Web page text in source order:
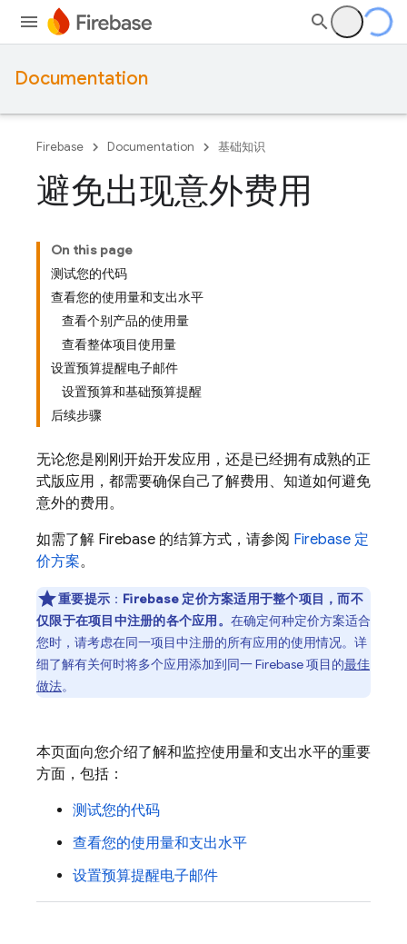
Documentation
Firebase Documentation 基础知识
避免出现意外费用
On this page
测试您的代码
查看您的使用量和支出水平
查看个别产品的使用量
查看整体项目使用量
设置预算提醒电子邮件
设置预算和基础预算提醒
后续步骤
无论您是刚刚开始开发应用，还是已经拥有成熟的正
式版应用，都需要确保自己了解费用、知道如何避免
意外的费用。
如需了解 Firebase 的结算方式，请参阅 Firebase 定
价方案。
重要提示 ： Firebase 定价方案适用于整个项目，而不
仅限于在项目中注册的各个应用。 在确定何种定价方案适合
您时，请考虑在同一项目中注册的所有应用的使用情况。详
细了解有关何时将多个应用添加到同一 Firebase 项目的最佳
做法。
本页面向您介绍了解和监控使用量和支出水平的重要
方面，包括：
测试您的代码
查看您的使用量和支出水平
设置预算提醒电子邮件